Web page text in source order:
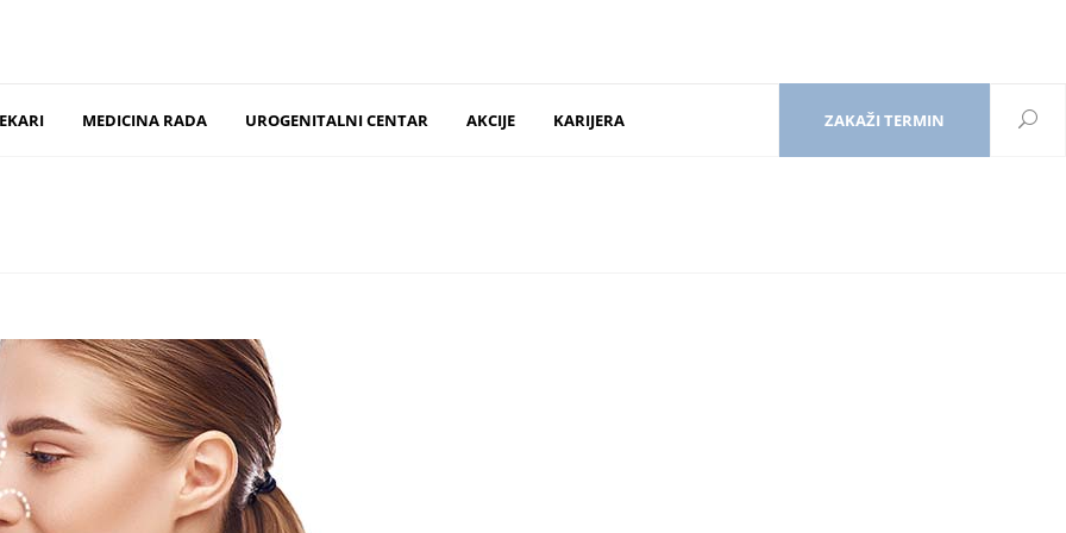
”><h6 style= “font-size: 13px; font-weight: 400; text-transform: none; line-height: 12px; margin-top: 15px; margin-bottom:
MEDICINA RADA UROGENITALNI CENTAR AKCIJE KARIJERA ZAKAŽI TERMIN